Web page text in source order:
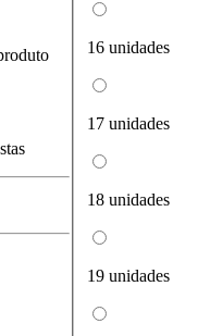
16 unidades
17 unidades
18 unidades
19 unidades